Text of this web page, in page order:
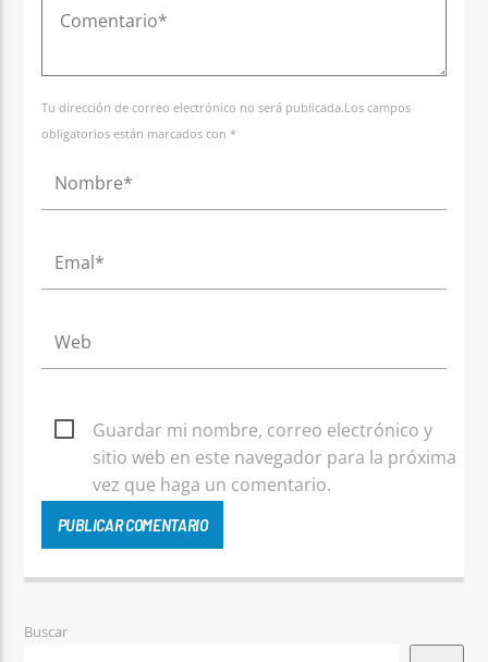
Tu dirección de correo electrónico no será publicada.Los campos
obligatorios están marcados con *
Guardar mi nombre, correo electrónico y
sitio web en este navegador para la próxima
vez que haga un comentario.
Buscar